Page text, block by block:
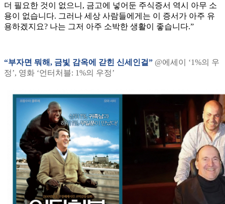
더 필요한 것이 없으니, 금고에 넣어둔 주식증서 역시 아무 소
용이 없습니다. 그러나 세상 사람들에게는 이 증서가 아주 유
용하겠지요? 나는 그저 아주 소박한 생활이 좋습니다.”
“부자면 뭐해, 금빛 감옥에 갇힌 신세인걸” @에세이 ‘1%의 우
정’, 영화 ‘언터처블: 1%의 우정’